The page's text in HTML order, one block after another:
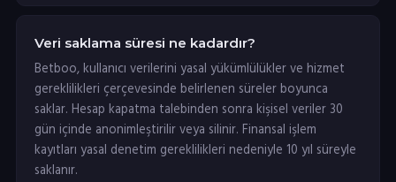
Veri saklama süresi ne kadardır?
Betboo, kullanıcı verilerini yasal yükümlülükler ve hizmet
gereklilikleri çerçevesinde belirlenen süreler boyunca
saklar. Hesap kapatma talebinden sonra kişisel veriler 30
gün içinde anonimleştirilir veya silinir. Finansal işlem
kayıtları yasal denetim gereklilikleri nedeniyle 10 yıl süreyle
saklanır.